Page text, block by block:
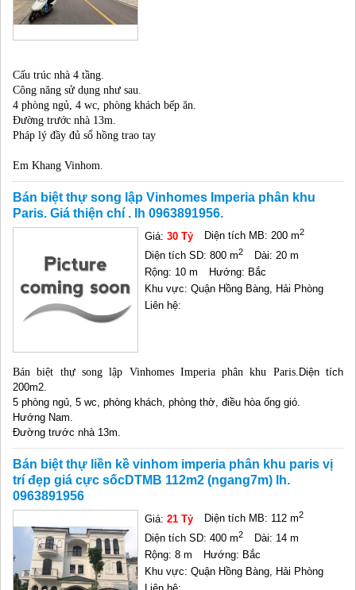
Cấu trúc nhà 4 tầng.
Công năng sử dụng như sau.
4 phòng ngủ, 4 wc, phòng khách bếp ăn.
Đường trước nhà 13m.
Pháp lý đầy đủ sổ hồng trao tay
Em Khang Vinhom.
Bán biệt thự song lập Vinhomes Imperia phân khu
Paris. Giá thiện chí . lh 0963891956.
Giá:30 Tỷ Diện tích MB: 200 m2
Diện tích SD: 800 m2
Dài: 20 m
Rộng: 10 m
Hướng: Bắc
Khu vực: Quận Hồng Bàng, Hải Phòng
Liên hệ:
Bán biệt thự song lập Vinhomes Imperia phân khu Paris. Diện tích
200m2.
5 phòng ngủ, 5 wc, phòng khách, phòng thờ, điều hòa ống gió.
Hướng Nam.
Đường trước nhà 13m.
Bán biệt thự liền kề vinhom imperia phân khu paris vị
trí đẹp giá cực sốcDTMB 112m2 (ngang7m) lh.
0963891956
Giá:21 Tỷ Diện tích MB: 112 m2
Diện tích SD: 400 m2
Dài: 14 m
Rộng: 8 m
Hướng: Bắc
Khu vực: Quận Hồng Bàng, Hải Phòng